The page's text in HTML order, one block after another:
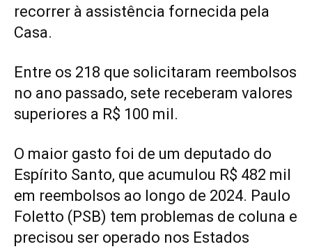
recorrer à assistência fornecida pela
Casa.
Entre os 218 que solicitaram reembolsos
no ano passado, sete receberam valores
superiores a R$ 100 mil.
O maior gasto foi de um deputado do
Espírito Santo, que acumulou R$ 482 mil
em reembolsos ao longo de 2024. Paulo
Foletto (PSB) tem problemas de coluna e
precisou ser operado nos Estados